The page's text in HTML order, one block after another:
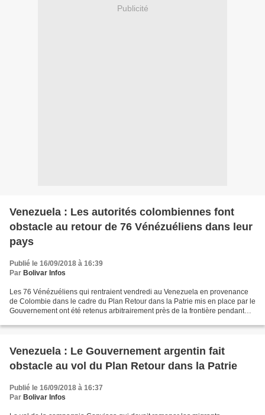
Publicité
Venezuela : Les autorités colombiennes font
obstacle au retour de 76 Vénézuéliens dans leur
pays
Publié le 16/09/2018 à 16:39
Par Bolivar Infos
Les 76 Vénézuéliens qui rentraient vendredi au Venezuela en provenance
de Colombie dans le cadre du Plan Retour dans la Patrie mis en place par le
Gouvernement ont été retenus arbitrairement près de la frontière pendant
Venezuela : Le Gouvernement argentin fait
obstacle au vol du Plan Retour dans la Patrie
Publié le 16/09/2018 à 16:37
Par Bolivar Infos